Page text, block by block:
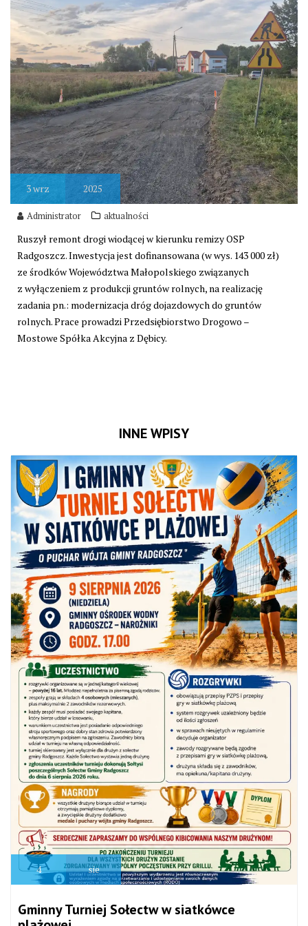
3wrz 2025
Administrator aktualności
Ruszył remont drogi wiodącej w kierunku remizy OSP
Radgoszcz. Inwestycja jest dofinansowana (w wys. 143 000 zł)
ze środków Województwa Małopolskiego związanych
z wyłączeniem z produkcji gruntów rolnych, na realizację
zadania pn.: modernizacja dróg dojazdowych do gruntów
rolnych. Prace prowadzi Przedsiębiorstwo Drogowo –
Mostowe Spółka Akcyjna z Dębicy.
INNE WPISY
4 sie
Gminny Turniej Sołectw w siatkówce